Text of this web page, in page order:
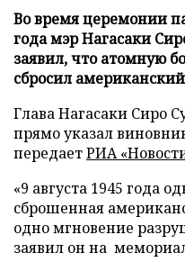
Во время церемонии
года мэр Нагасаки
заявил, что атомную
сбросил
Глава Нагасаки Сиро
прямо указал
передаетРИА
«9 августа 1945 года
сброшенная
одно мгновение
заявил он на